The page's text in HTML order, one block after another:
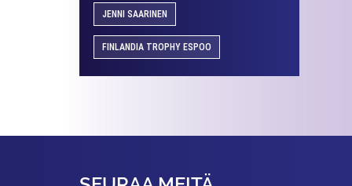
JENNI SAARINEN
FINLANDIA TROPHY ESPOO